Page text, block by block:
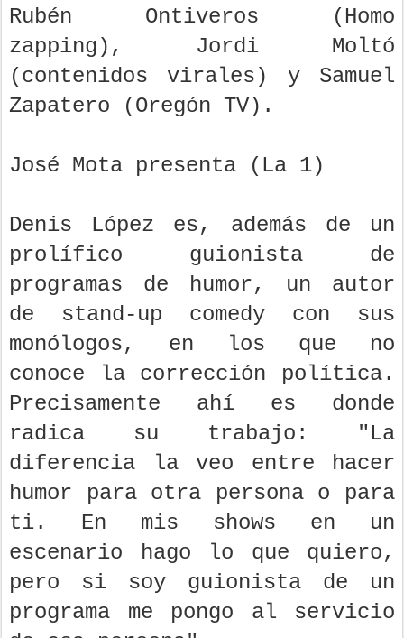
Rubén Ontiveros (Homo
zapping), Jordi Moltó
(contenidos virales) y Samuel
Zapatero (Oregón TV).
José Mota presenta (La 1)
Denis López es, además de un
prolífico guionista de
programas de humor, un autor
de stand-up comedy con sus
monólogos, en los que no
conoce la corrección política.
Precisamente ahí es donde
radica su trabajo: "La
diferencia la veo entre hacer
humor para otra persona o para
ti. En mis shows en un
escenario hago lo que quiero,
pero si soy guionista de un
programa me pongo al servicio